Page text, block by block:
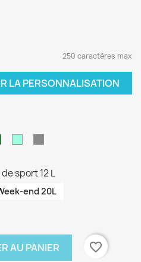
250 caractères max
LA PERSONNALISATION
sport 12 L
end 20L
AU PANIER
favorite_border